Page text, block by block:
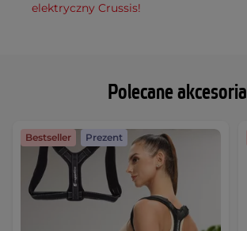
Polecane akcesoria
Bestseller Prezent
elektryczny Crussis!